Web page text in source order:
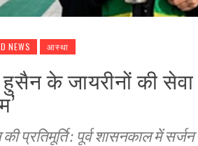
NEWS आस्था
के जायरीनों की सेवा
की प्रतिमूर्ति : पूर्व शासनकाल में